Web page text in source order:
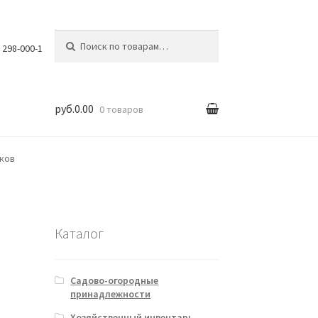
000-1
руб.0.00 0 товаров
Каталог
Садово-огородные
принадлежности